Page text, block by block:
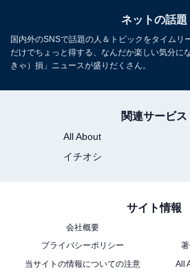
ネットの話題
国内外のSNSで話題の人＆トピックをタイムリ
だけでちょっと得する、なんだか楽しい気分に
きゃ）損」ニュースが盛りだくさん。
関連サービス
All About
イチオシ
サイト情報
会社概要
プライバシーポリシー
当サイトの情報についての注意
All